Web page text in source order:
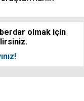
olmak için